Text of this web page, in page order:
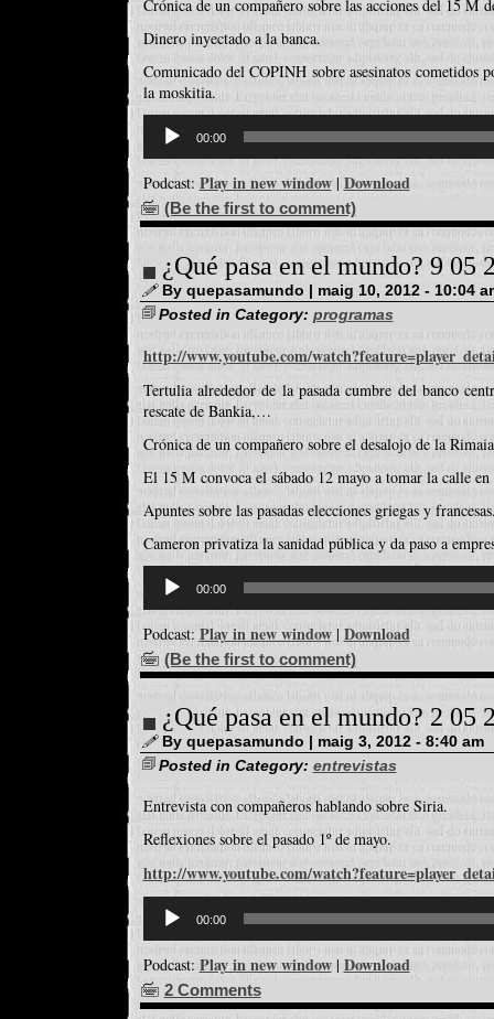
Crónica de un compañero sobre las acciones del 15 M
Dinero inyectado a la banca.
Comunicado del COPINH sobre asesinatos cometidos
la moskitia.
d'àudio
00:00
Podcast: Play in new window| Download
(Be the first to comment)
¿Qué pasa en el mundo? 9 05
By quepasamundo | maig 10, 2012 - 10:04
Posted in Category: programas
http://www.youtube.com/
Tertulia alrededor de la pasada cumbre del banco
rescate de Bankia,…
Crónica de un compañero sobre el desalojo de la
El 15 M convoca el sábado 12 mayo a tomar la calle
Apuntes sobre las pasadas elecciones griegas y
Cameron privatiza la sanidad pública y da paso a
d'àudio
00:00
Podcast: Play in new window| Download
(Be the first to comment)
¿Qué pasa en el mundo? 2 05
By quepasamundo | maig 3, 2012 - 8:40 am
Posted in Category: entrevistas
Entrevista con compañeros hablando sobre Siria.
Reflexiones sobre el pasado 1º de mayo.
http://www.youtube.com/
d'àudio
00:00
Podcast: Play in new window| Download
2 Comments